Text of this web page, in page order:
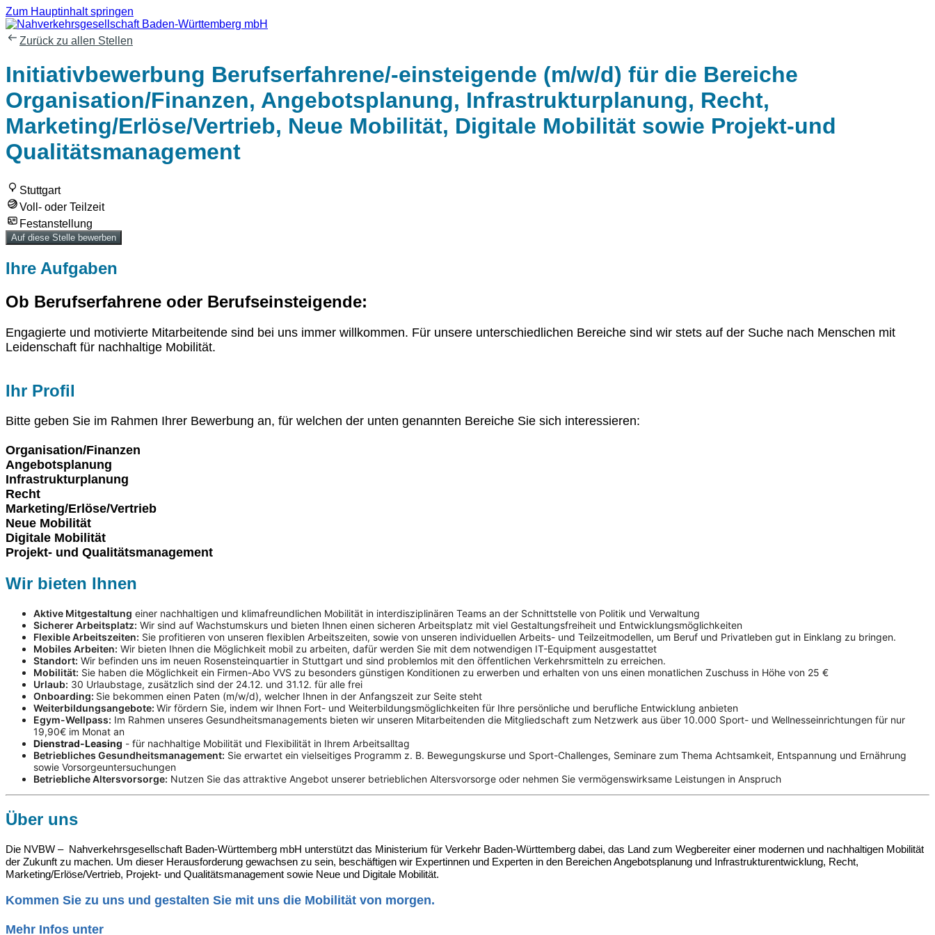
Zum Hauptinhalt springen
Zurück zu allen Stellen
Initiativbewerbung Berufserfahrene/-einsteigende (m/w/d) für die Bereiche
Organisation/Finanzen, Angebotsplanung, Infrastrukturplanung, Recht,
Marketing/Erlöse/Vertrieb, Neue Mobilität, Digitale Mobilität sowie Projekt-und
Qualitätsmanagement
Stuttgart
Voll- oder Teilzeit
Festanstellung
Auf diese Stelle bewerben
Ihre Aufgaben
Ob Berufserfahrene oder Berufseinsteigende:
Engagierte und motivierte Mitarbeitende sind bei uns immer willkommen. Für unsere unterschiedlichen Bereiche sind wir stets auf der Suche nach Menschen mit
Leidenschaft für nachhaltige Mobilität.
Ihr Profil
Bitte geben Sie im Rahmen Ihrer Bewerbung an, für welchen der unten genannten Bereiche Sie sich interessieren:
Organisation/Finanzen
Angebotsplanung
Infrastrukturplanung
Recht
Marketing/Erlöse/Vertrieb
Neue Mobilität
Digitale Mobilität
Projekt- und Qualitätsmanagement
Wir bieten Ihnen
Aktive Mitgestaltung einer nachhaltigen und klimafreundlichen Mobilität in interdisziplinären Teams an der Schnittstelle von Politik und Verwaltung
Sicherer Arbeitsplatz: Wir sind auf Wachstumskurs und bieten Ihnen einen sicheren Arbeitsplatz mit viel Gestaltungsfreiheit und Entwicklungsmöglichkeiten
Flexible Arbeitszeiten: Sie profitieren von unseren flexiblen Arbeitszeiten, sowie von unseren individuellen Arbeits- und Teilzeitmodellen, um Beruf und Privatleben gut in Einklang zu bringen.
Mobiles Arbeiten: Wir bieten Ihnen die Möglichkeit mobil zu arbeiten, dafür werden Sie mit dem notwendigen IT-Equipment ausgestattet
Standort: Wir befinden uns im neuen Rosensteinquartier in Stuttgart und sind problemlos mit den öffentlichen Verkehrsmitteln zu erreichen.
Mobilität: Sie haben die Möglichkeit ein Firmen-Abo VVS zu besonders günstigen Konditionen zu erwerben und erhalten von uns einen monatlichen Zuschuss in Höhe von 25 €
Urlaub: 30 Urlaubstage, zusätzlich sind der 24.12. und 31.12. für alle frei
Onboarding: Sie bekommen einen Paten (m/w/d), welcher Ihnen in der Anfangszeit zur Seite steht
Weiterbildungsangebote: Wir fördern Sie, indem wir Ihnen Fort- und Weiterbildungsmöglichkeiten für Ihre persönliche und berufliche Entwicklung anbieten
Egym-Wellpass: Im Rahmen unseres Gesundheitsmanagements bieten wir unseren Mitarbeitenden die Mitgliedschaft zum Netzwerk aus über 10.000 Sport- und Wellnesseinrichtungen für nur
19,90€ im Monat an
Dienstrad-Leasing - für nachhaltige Mobilität und Flexibilität in Ihrem Arbeitsalltag
Betriebliches Gesundheitsmanagement: Sie erwartet ein vielseitiges Programm z. B. Bewegungskurse und Sport-Challenges, Seminare zum Thema Achtsamkeit, Entspannung und Ernährung
sowie Vorsorgeuntersuchungen
Betriebliche Altersvorsorge: Nutzen Sie das attraktive Angebot unserer betrieblichen Altersvorsorge oder nehmen Sie vermögenswirksame Leistungen in Anspruch
Über uns
Die NVBW – Nahverkehrsgesellschaft Baden-Württemberg mbH unterstützt das Ministerium für Verkehr Baden-Württemberg dabei, das Land zum Wegbereiter einer modernen und nachhaltigen Mobilität
der Zukunft zu machen. Um dieser Herausforderung gewachsen zu sein, beschäftigen wir Expertinnen und Experten in den Bereichen Angebotsplanung und Infrastrukturentwicklung, Recht,
Marketing/Erlöse/Vertrieb, Projekt- und Qualitätsmanagement sowie Neue und Digitale Mobilität.
Kommen Sie zu uns und gestalten Sie mit uns die Mobilität von morgen.
Mehr Infos unter